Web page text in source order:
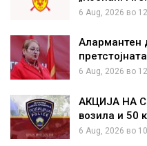
6 Aug, 2026 во
Алармантен
6 Aug, 2026 во
АКЦИЈА НА
возила и 50
6 Aug, 2026 во